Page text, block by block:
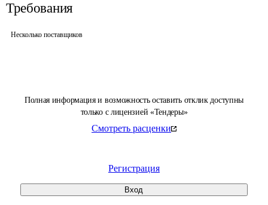
Полная информация и возможность оставить отклик доступны
только с лицензией «Тендеры»
Смотреть расценки
Регистрация
Вход
Требования
Несколько поставщиков